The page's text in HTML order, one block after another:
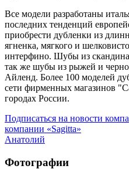
Все модели разработаны
последних тенденций
приобрести дубленки из
ягненка, мягкого и
интерфино. Шубы из
так же шубы из рыжей и
Айленд. Более 100 моделей
сети фирменных магазинов
городах России.
Подписаться на новости
компании «Sagitta»
Анатолий
Фотографии